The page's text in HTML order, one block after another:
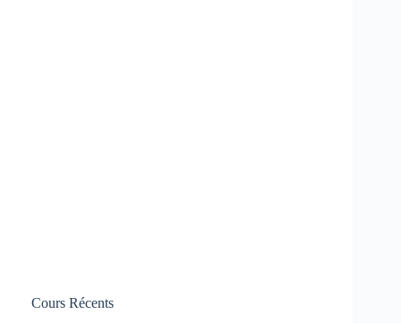
Cours Récents